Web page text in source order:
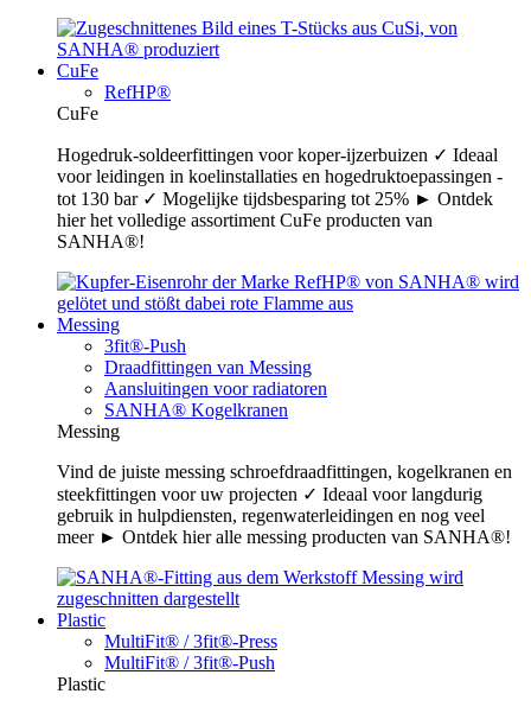
CuFe
RefHP®
CuFe
Hogedruk-soldeerfittingen voor koper-ijzerbuizen ✓ Ideaal
voor leidingen in koelinstallaties en hogedruktoepassingen -
tot 130 bar ✓ Mogelijke tijdsbesparing tot 25% ► Ontdek
hier het volledige assortiment CuFe producten van
SANHA®!
Messing
3fit®-Push
Draadfittingen van Messing
Aansluitingen voor radiatoren
SANHA® Kogelkranen
Messing
Vind de juiste messing schroefdraadfittingen, kogelkranen en
steekfittingen voor uw projecten ✓ Ideaal voor langdurig
gebruik in hulpdiensten, regenwaterleidingen en nog veel
meer ► Ontdek hier alle messing producten van SANHA®!
Plastic
MultiFit® / 3fit®-Press
MultiFit® / 3fit®-Push
Plastic